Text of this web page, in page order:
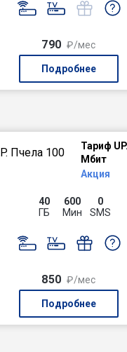
790 ₽/мес
Подробнее
Тариф
Мбит
Акция
40
ГБ
600
Мин
0
SMS
850 ₽/мес
Подробнее